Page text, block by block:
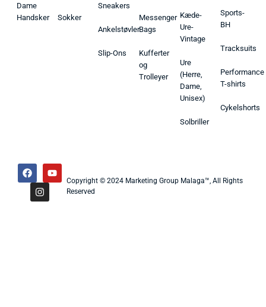
Dame
Handsker
Sokker
Sneakers
Ankelstøvler
Slip-Ons
Messenger
Bags
Kufferter
og
Trolleyer
Kæde-
Ure-
Vintage
Ure
(Herre,
Dame,
Unisex)
Solbriller
Sports-
BH
Tracksuits
Performance
T-shirts
Cykelshorts
Copyright © 2024 Marketing Group Malaga™, All Rights
Reserved